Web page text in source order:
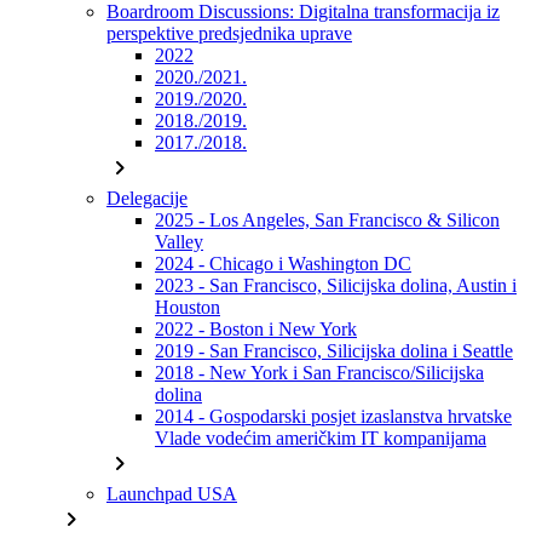
Boardroom Discussions: Digitalna transformacija iz
perspektive predsjednika uprave
2022
2020./2021.
2019./2020.
2018./2019.
2017./2018.
chevron_right
Delegacije
2025 - Los Angeles, San Francisco & Silicon
Valley
2024 - Chicago i Washington DC
2023 - San Francisco, Silicijska dolina, Austin i
Houston
2022 - Boston i New York
2019 - San Francisco, Silicijska dolina i Seattle
2018 - New York i San Francisco/Silicijska
dolina
2014 - Gospodarski posjet izaslanstva hrvatske
Vlade vodećim američkim IT kompanijama
chevron_right
Launchpad USA
chevron_right